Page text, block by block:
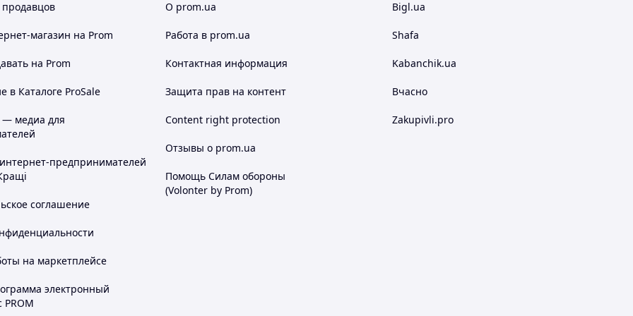
магазин на Prom
на Prom
в Каталоге ProSale
— медиа для
предпринимателей
соглашение
на маркетплейсе
электронный
PROM
О prom.ua
Работа в prom.ua
Контактная информация
Защита прав на контент
Content right protection
Отзывы о prom.ua
Помощь Силам обороны
(Volonter by Prom)
Bigl.ua
Shafa
Kabanchik.ua
Вчасно
Zakupivli.pro